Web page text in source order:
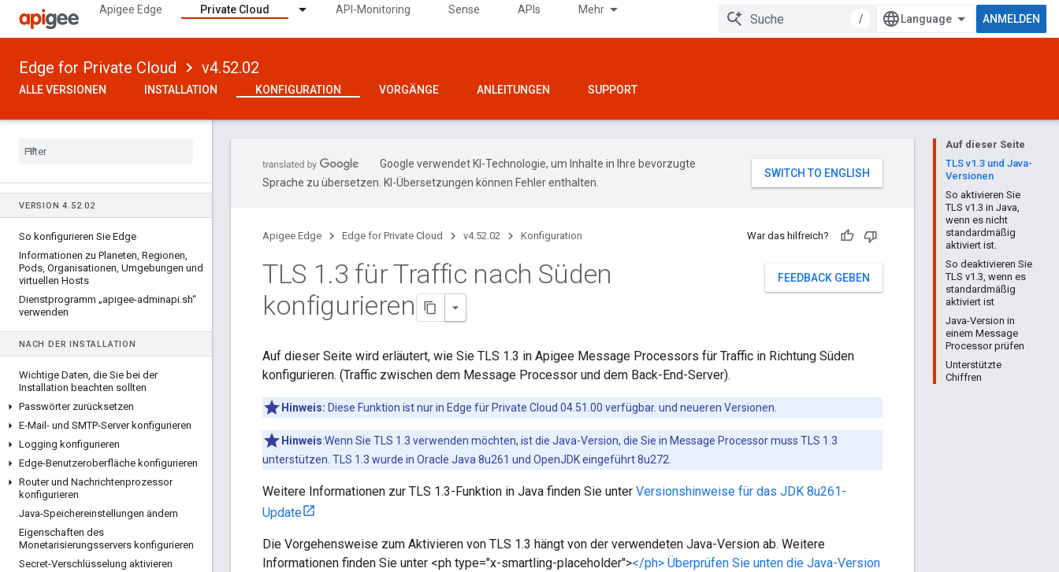
Apigee Edge Private Cloud API-Monitoring Sense APIs Mehr
/ ANMELDEN
Edge for Private Cloud v4.52.02
ALLE VERSIONEN INSTALLATION KONFIGURATION VORGÄNGE ANLEITUNGEN SUPPORT
VERSION 4. 52.02
So konfigurieren Sie Edge
Informationen zu Planeten, Regionen,
Pods, Organisationen, Umgebungen und
virtuellen Hosts
Dienstprogramm „apigee-adminapi.sh“
verwenden
NACH DER INSTALLATION
Wichtige Daten, die Sie bei der
Installation beachten sollten
Passwörter zurücksetzen
E-Mail- und SMTP-Server konfigurieren
Logging konfigurieren
Edge-Benutzeroberfläche konfigurieren
Router und Nachrichtenprozessor
konfigurieren
Java-Speichereinstellungen ändern
Eigenschaften des
Monetarisierungsservers konfigurieren
Secret-Verschlüsselung aktivieren
Auf dieser Seite
TLS v1.3 und Java-
Versionen
So aktivieren Sie
TLS v1.3 in Java,
wenn es nicht
standardmäßig
aktiviert ist.
So deaktivieren Sie
TLS v1.3, wenn es
standardmäßig
aktiviert ist
Java-Version in
einem Message
Processor prüfen
Unterstützte
Chiffren
Google verwendet KI-Technologie, um Inhalte in Ihre bevorzugte
Sprache zu übersetzen. KI-Übersetzungen können Fehler enthalten.
Apigee Edge Edge for Private Cloud v4.52.02 Konfiguration War das hilfreich?
FEEDBACK GEBEN
TLS 1 .3 für Traffic nach Süden
konfigurieren
Auf dieser Seite wird erläutert, wie Sie TLS 1.3 in Apigee Message Processors für Traffic in Richtung Süden
konfigurieren. (Traffic zwischen dem Message Processor und dem Back-End-Server).
Hinweis: Diese Funktion ist nur in Edge für Private Cloud 04.51.00 verfügbar. und neueren Versionen.
Hinweis:Wenn Sie TLS 1.3 verwenden möchten, ist die Java-Version, die Sie in Message Processor muss TLS 1.3
unterstützen. TLS 1.3 wurde in Oracle Java 8u261 und OpenJDK eingeführt 8u272.
Weitere Informationen zur TLS 1.3-Funktion in Java finden Sie unter Versionshinweise für das JDK 8u261-
Update
Die Vorgehensweise zum Aktivieren von TLS 1.3 hängt von der verwendeten Java-Version ab. Weitere
Informationen finden Sie unter <ph type="x-smartling-placeholder"></ph> Überprüfen Sie unten die Java-Version